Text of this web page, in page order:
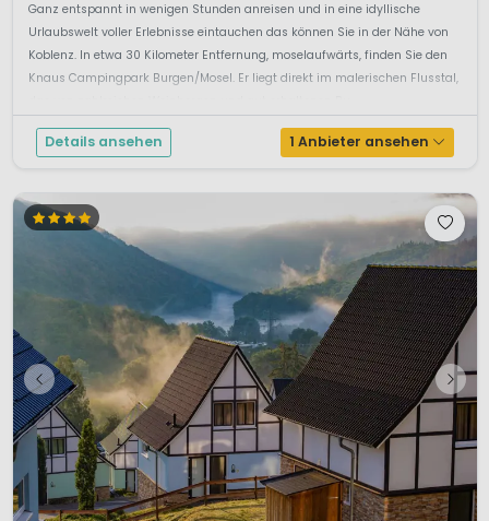
Ganz entspannt in wenigen Stunden anreisen und in eine idyllische
Urlaubswelt voller Erlebnisse eintauchen das können Sie in der Nähe von
Koblenz. In etwa 30 Kilometer Entfernung, moselaufwärts, finden Sie den
Knaus Campingpark Burgen/Mosel. Er liegt direkt im malerischen Flusstal,
Details ansehen 1 Anbieter ansehen